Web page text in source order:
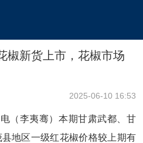
椒新货上市，花椒市场
2025-06-10 16:53
（李夷骞）本期甘肃武都、甘
地区一级红花椒价格较上期有